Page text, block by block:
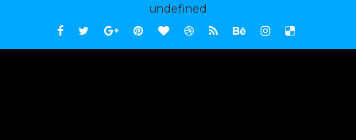
undefined